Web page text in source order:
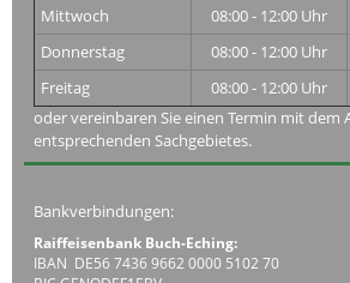
Mittwoch
08:00 - 12:00 Uhr
Donnerstag
08:00 - 12:00 Uhr
Freitag
08:00 - 12:00 Uhr
oder vereinbaren Sie einen Termin mit dem
entsprechenden Sachgebietes.
Bankverbindungen:
Raiffeisenbank Buch-Eching:
IBAN DE56 7436 9662 0000 5102 70